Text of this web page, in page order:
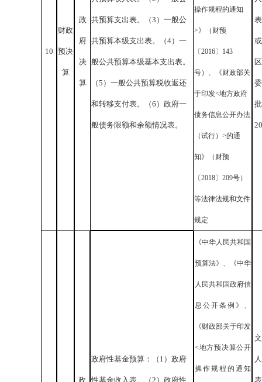
10
财政
预决
算
政
府
决
算
共预算支出表。（3）一般公
共预算本级支出表。（4）一
般公共预算本级基本支出表。
（5）一般公共预算税收返还
和转移支付表。（6）政府一
般债务限额和余额情况表。
操作规程的通知
>》（财预
〔2016〕143
号）、《财政部关
于印发<地方政府
债务信息公开办法
（试行）>的通
知》（财预
〔2018〕209号）
等法律法规和文件
规定
政
政府性基金预算：（1）政府
性基金收入表。（2）政府性
《中华人民共和国
预算法》、《中华
人民共和国政府信
息公开条例》、
《财政部关于印发
<地方预决算公开
操作规程的通知